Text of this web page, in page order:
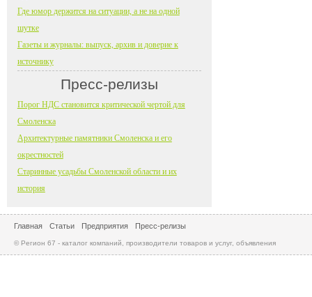
Где юмор держится на ситуации, а не на одной
шутке
Газеты и журналы: выпуск, архив и доверие к
источнику
Пресс-релизы
Порог НДС становится критической чертой для
Смоленска
Архитектурные памятники Смоленска и его
окрестностей
Старинные усадьбы Смоленской области и их
история
Главная Статьи Предприятия Пресс-релизы
© Регион 67 - каталог компаний, производители товаров и услуг, объявления